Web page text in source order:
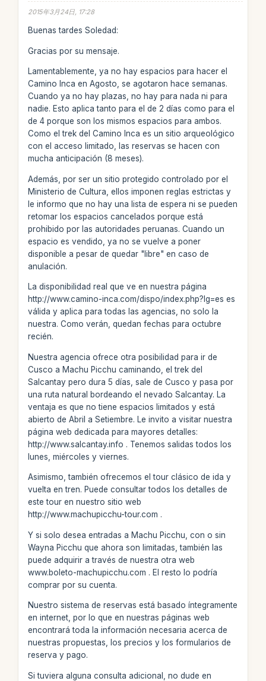
2015年3月24日, 17:28
Buenas tardes Soledad:
Gracias por su mensaje.
Lamentablemente, ya no hay espacios para hacer el
Camino Inca en Agosto, se agotaron hace semanas.
Cuando ya no hay plazas, no hay para nada ni para
nadie. Esto aplica tanto para el de 2 días como para el
de 4 porque son los mismos espacios para ambos.
Como el trek del Camino Inca es un sitio arqueológico
con el acceso limitado, las reservas se hacen con
mucha anticipación (8 meses).
Además, por ser un sitio protegido controlado por el
Ministerio de Cultura, ellos imponen reglas estrictas y
le informo que no hay una lista de espera ni se pueden
retomar los espacios cancelados porque está
prohibido por las autoridades peruanas. Cuando un
espacio es vendido, ya no se vuelve a poner
disponible a pesar de quedar "libre" en caso de
anulación.
La disponibilidad real que ve en nuestra página
http://www.camino-inca.com/dispo/index.php?lg=es es
válida y aplica para todas las agencias, no solo la
nuestra. Como verán, quedan fechas para octubre
recién.
Nuestra agencia ofrece otra posibilidad para ir de
Cusco a Machu Picchu caminando, el trek del
Salcantay pero dura 5 días, sale de Cusco y pasa por
una ruta natural bordeando el nevado Salcantay. La
ventaja es que no tiene espacios limitados y está
abierto de Abril a Setiembre. Le invito a visitar nuestra
página web dedicada para mayores detalles:
http://www.salcantay.info . Tenemos salidas todos los
lunes, miércoles y viernes.
Asimismo, también ofrecemos el tour clásico de ida y
vuelta en tren. Puede consultar todos los detalles de
este tour en nuestro sitio web
http://www.machupicchu-tour.com .
Y si solo desea entradas a Machu Picchu, con o sin
Wayna Picchu que ahora son limitadas, también las
puede adquirir a través de nuestra otra web
www.boleto-machupicchu.com . El resto lo podría
comprar por su cuenta.
Nuestro sistema de reservas está basado íntegramente
en internet, por lo que en nuestras páginas web
encontrará toda la información necesaria acerca de
nuestras propuestas, los precios y los formularios de
reserva y pago.
Si tuviera alguna consulta adicional, no dude en